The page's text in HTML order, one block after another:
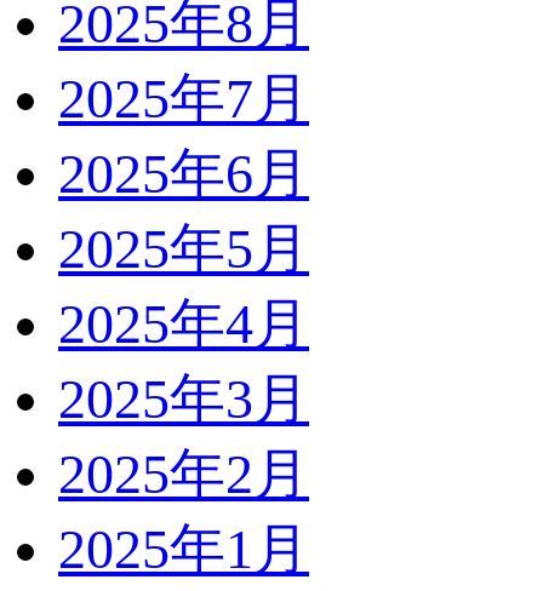
2025年8月
2025年7月
2025年6月
2025年5月
2025年4月
2025年3月
2025年2月
2025年1月